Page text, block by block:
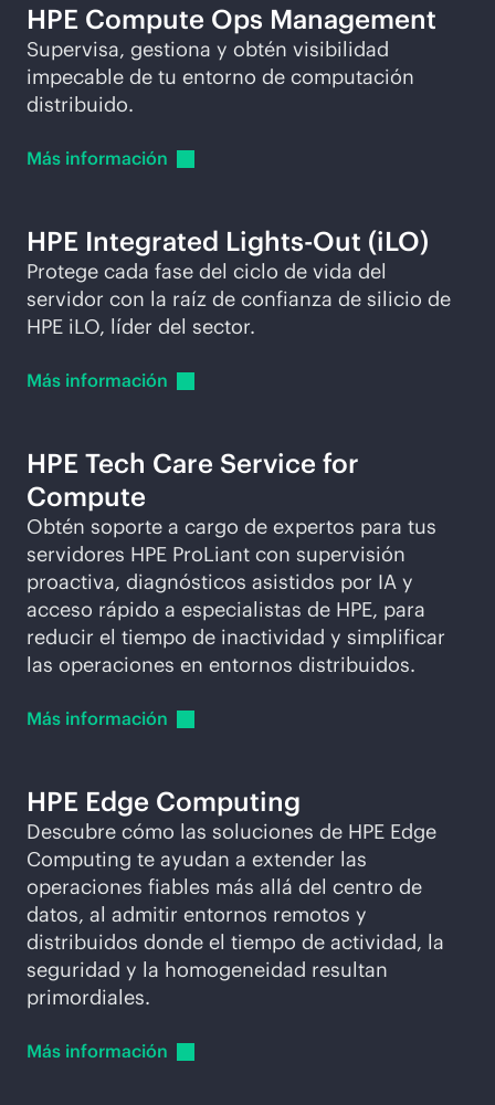
HPE Compute Ops Management
Supervisa, gestiona y obtén visibilidad
impecable de tu entorno de computación
distribuido.
Más información
HPE Integrated Lights-Out (iLO)
Protege cada fase del ciclo de vida del
servidor con la raíz de confianza de silicio de
HPE iLO, líder del sector.
Más información
HPE Tech Care Service for
Compute
Obtén soporte a cargo de expertos para tus
servidores HPE ProLiant con supervisión
proactiva, diagnósticos asistidos por IA y
acceso rápido a especialistas de HPE, para
reducir el tiempo de inactividad y simplificar
las operaciones en entornos distribuidos.
Más información
HPE Edge Computing
Descubre cómo las soluciones de HPE Edge
Computing te ayudan a extender las
operaciones fiables más allá del centro de
datos, al admitir entornos remotos y
distribuidos donde el tiempo de actividad, la
seguridad y la homogeneidad resultan
primordiales.
Más información